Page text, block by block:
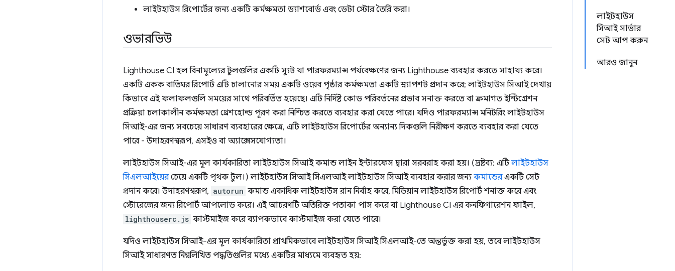
লাইটহাউস
সিআই সার্ভার
সেট আপ করুন
আরও জানুন
লাইটহাউস রিপোর্টের জন্য একটি কর্মক্ষমতা ড্যাশবোর্ড এবং ডেটা স্টোর তৈরি করা।
ওভারভিউ
Lighthouse CI হল বিনামূল্যের টুলগুলির একটি স্যুট যা পারফরম্যান্স পর্যবেক্ষণের জন্য Lighthouse ব্যবহার করতে সাহায্য করে।
একটি একক বাতিঘর রিপোর্ট এটি চালানোর সময় একটি ওয়েব পৃষ্ঠার কর্মক্ষমতা একটি স্ন্যাপশট প্রদান করে; লাইটহাউস সিআই দেখায়
কিভাবে এই ফলাফলগুলি সময়ের সাথে পরিবর্তিত হয়েছে। এটি নির্দিষ্ট কোড পরিবর্তনের প্রভাব সনাক্ত করতে বা ক্রমাগত ইন্টিগ্রেশন
প্রক্রিয়া চলাকালীন কর্মক্ষমতা থ্রেশহোল্ড পূরণ করা নিশ্চিত করতে ব্যবহার করা যেতে পারে। যদিও পারফরম্যান্স মনিটরিং লাইটহাউস
সিআই-এর জন্য সবচেয়ে সাধারণ ব্যবহারের ক্ষেত্রে, এটি লাইটহাউস রিপোর্টের অন্যান্য দিকগুলি নিরীক্ষণ করতে ব্যবহার করা যেতে
পারে - উদাহরণস্বরূপ, এসইও বা অ্যাক্সেসযোগ্যতা।
লাইটহাউস সিআই-এর মূল কার্যকারিতা লাইটহাউস সিআই কমান্ড লাইন ইন্টারফেস দ্বারা সরবরাহ করা হয়। (দ্রষ্টব্য: এটিলাইটহাউস
সিএলআইয়েরচেয়ে একটি পৃথক টুল।) লাইটহাউস সিআই সিএলআই লাইটহাউস সিআই ব্যবহার করার জন্য কমান্ডেরএকটি সেট
প্রদান করে। উদাহরণস্বরূপ, autorun কমান্ড একাধিক লাইটহাউস রান নির্বাহ করে, মিডিয়ান লাইটহাউস রিপোর্ট শনাক্ত করে এবং
স্টোরেজের জন্য রিপোর্ট আপলোড করে। এই আচরণটি অতিরিক্ত পতাকা পাস করে বা Lighthouse CI এর কনফিগারেশন ফাইল,
lighthouserc.js কাস্টমাইজ করে ব্যাপকভাবে কাস্টমাইজ করা যেতে পারে।
যদিও লাইটহাউস সিআই-এর মূল কার্যকারিতা প্রাথমিকভাবে লাইটহাউস সিআই সিএলআই-তে অন্তর্ভুক্ত করা হয়, তবে লাইটহাউস
সিআই সাধারণত নিম্নলিখিত পদ্ধতিগুলির মধ্যে একটির মাধ্যমে ব্যবহৃত হয়: